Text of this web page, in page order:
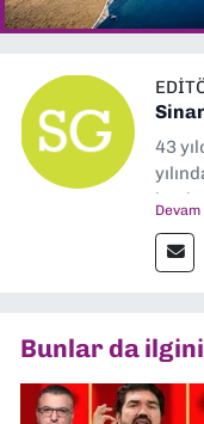
43
Devam
Bunlar da